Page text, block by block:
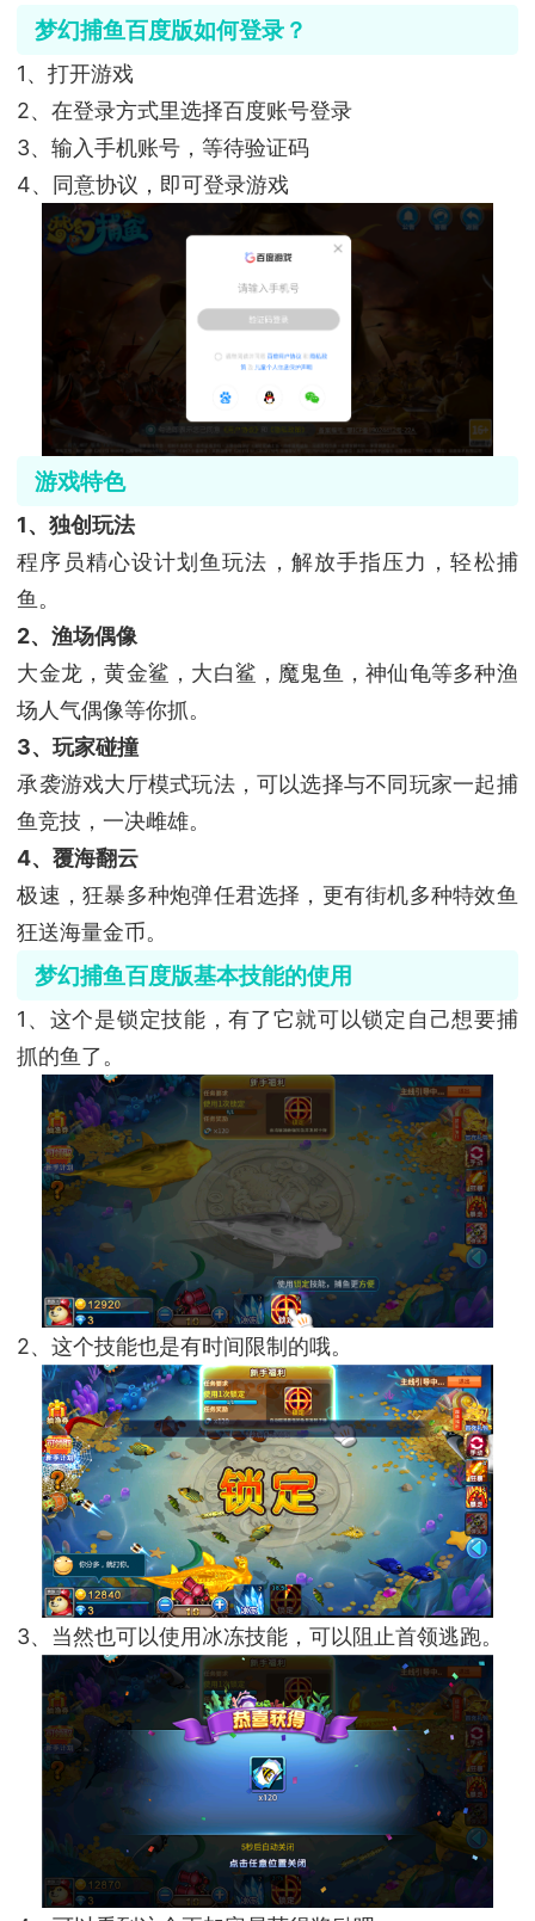
梦幻捕鱼百度版如何登录？
1、打开游戏
2、在登录方式里选择百度账号登录
3、输入手机账号，等待验证码
4、同意协议，即可登录游戏
游戏特色
1、独创玩法
程序员精心设计划鱼玩法，解放手指压力，轻松捕
鱼。
2、渔场偶像
大金龙，黄金鲨，大白鲨，魔鬼鱼，神仙龟等多种渔
场人气偶像等你抓。
3、玩家碰撞
承袭游戏大厅模式玩法，可以选择与不同玩家一起捕
鱼竞技，一决雌雄。
4、覆海翻云
极速，狂暴多种炮弹任君选择，更有街机多种特效鱼
狂送海量金币。
梦幻捕鱼百度版基本技能的使用
1、这个是锁定技能，有了它就可以锁定自己想要捕
抓的鱼了。
2、这个技能也是有时间限制的哦。
3、当然也可以使用冰冻技能，可以阻止首领逃跑。